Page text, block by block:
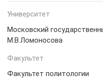
Университет
Московский
М.В.Ломоносова
Факультет
Факультет политологии